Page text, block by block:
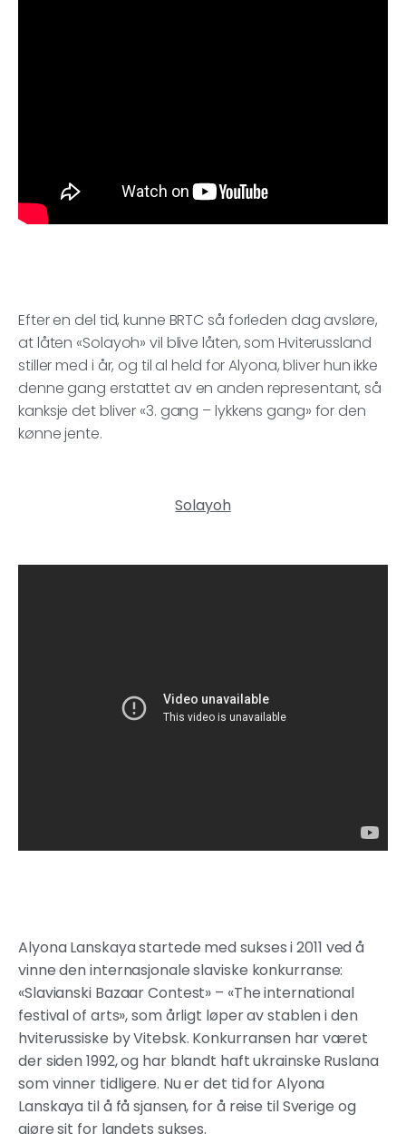
Efter en del tid, kunne BRTC så forleden dag avsløre,
at låten «Solayoh» vil blive låten, som Hviterussland
stiller med i år, og til al held for Alyona, bliver hun ikke
denne gang erstattet av en anden representant, så
kanksje det bliver «3. gang – lykkens gang» for den
kønne jente.
Solayoh
Alyona Lanskaya startede med sukses i 2011 ved å
vinne den internasjonale slaviske konkurranse:
«Slavianski Bazaar Contest» – «The international
festival of arts», som årligt løper av stablen i den
hviterussiske by Vitebsk. Konkurransen har været
der siden 1992, og har blandt haft ukrainske Ruslana
som vinner tidligere. Nu er det tid for Alyona
Lanskaya til å få sjansen, for å reise til Sverige og
gjøre sit for landets sukses.